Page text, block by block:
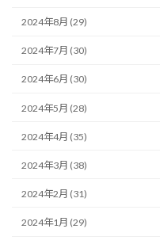
2024年8月 (29)
2024年7月 (30)
2024年6月 (30)
2024年5月 (28)
2024年4月 (35)
2024年3月 (38)
2024年2月 (31)
2024年1月 (29)